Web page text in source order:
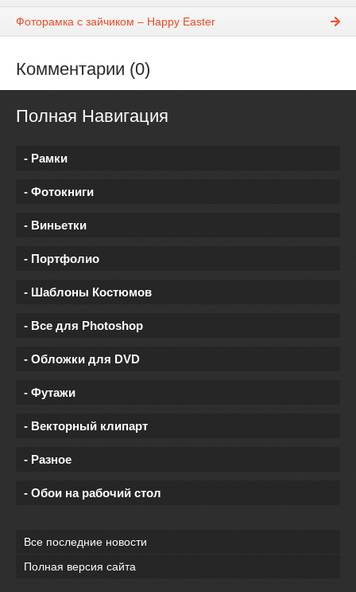
Фоторамка с зайчиком – Happy Easter
Комментарии (0)
Полная Навигация
- Рамки
- Фотокниги
- Виньетки
- Портфолио
- Шаблоны Костюмов
- Все для Photoshop
- Обложки для DVD
- Футажи
- Векторный клипарт
- Разное
- Обои на рабочий стол
Все последние новости
Полная версия сайта